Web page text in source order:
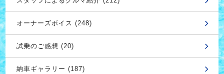
オーナーズボイス (248)
試乗のご感想 (20)
納車ギャラリー (187)